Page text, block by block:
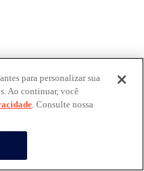
para personalizar sua
Ao continuar, você
. Consulte nossa